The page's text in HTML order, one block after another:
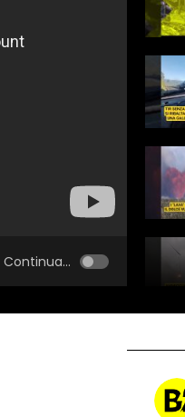
Continua...